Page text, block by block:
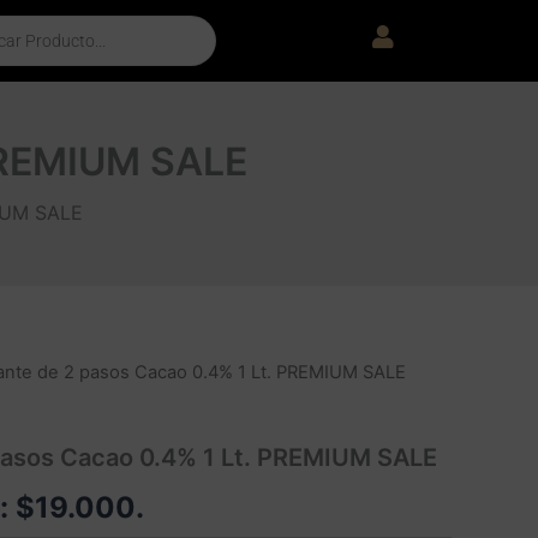
SALE
SALE
de 2 pasos Cacao 0.4% 1 Lt. PREMIUM SALE
Cacao 0.4% 1 Lt. PREMIUM SALE
$19.000.